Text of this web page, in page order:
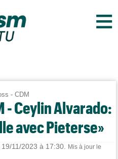
≡
- CDM
- Ceylin Alvarado:
avec Pieterse»
19/11/2023 à 17:30.
Mis à jour le